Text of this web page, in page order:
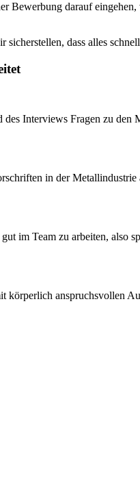
Bewerbung darauf
dass alles
Interviews Fragen zu den
in der
im Team zu arbeiten, also
anspruchsvollen